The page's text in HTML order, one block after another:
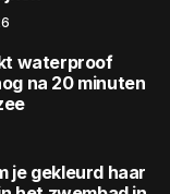
waterproof
na 20 minuten
je gekleurd haar